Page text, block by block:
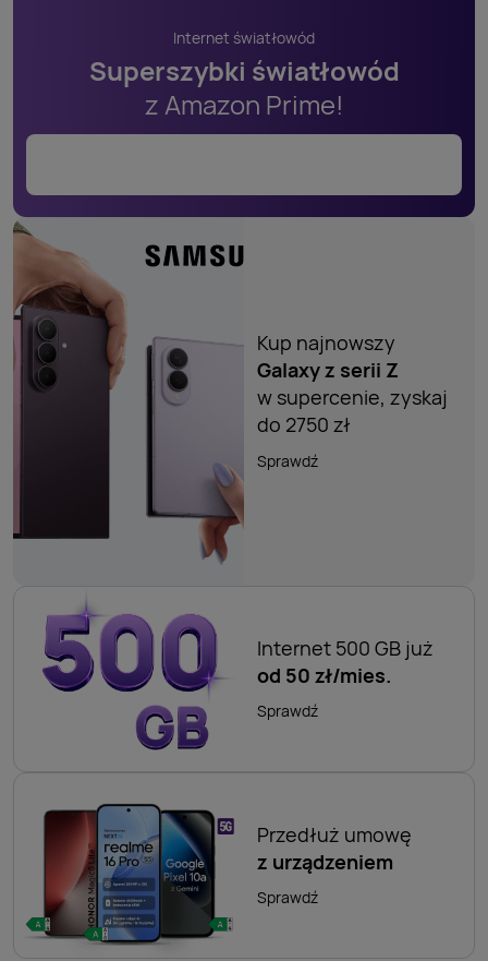
Internet światłowód
Superszybki światłowód
z Amazon Prime!
Kup najnowszy
Galaxy z serii Z
w supercenie, zyskaj
do 2750 zł
Sprawdź
Internet 500 GB już
od 50 zł/mies.
Sprawdź
Przedłuż umowę
z urządzeniem
Sprawdź